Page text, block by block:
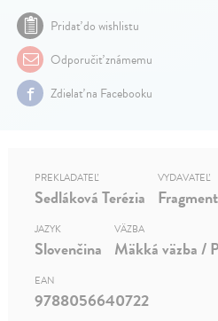
Pridať do wishlistu
Odporučiť známemu
Zdielať na Facebooku
PREKLADATEĽ
Sedláková Terézia
VYDAVATEĽ
Fragment
JAZYK
Slovenčina
VÄZBA
Mäkká väzba /
EAN
9788056640722